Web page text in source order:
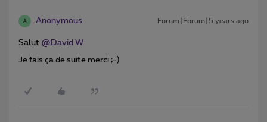
A Anonymous Forum|Forum|5 years ago
Salut @David W
Je fais ça de suite merci ;-)